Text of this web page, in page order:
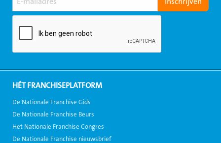
HÉT FRANCHISEPLATFORM
De Nationale Franchise Gids
De Nationale Franchise Beurs
Het Nationale Franchise Congres
De Nationale Franchise nieuwsbrief